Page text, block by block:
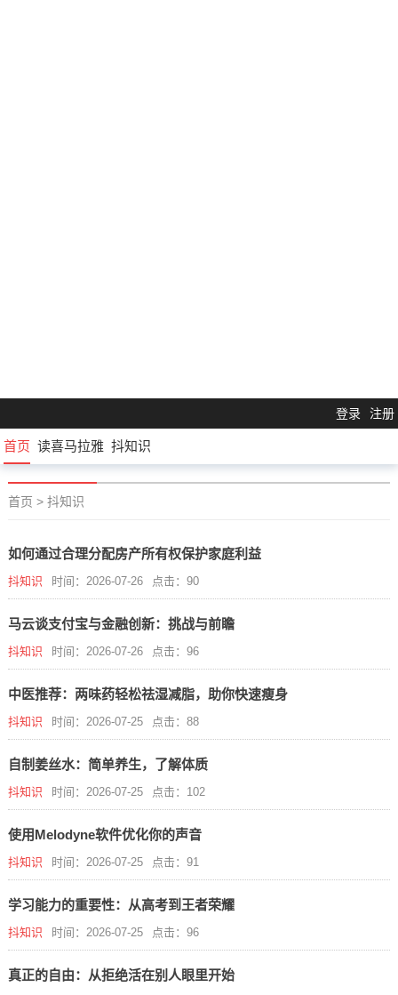
登录 注册
首页 读喜马拉雅 抖知识
首页 > 抖知识
如何通过合理分配房产所有权保护家庭利益
抖知识 时间：2026-07-26 点击：90
马云谈支付宝与金融创新：挑战与前瞻
抖知识 时间：2026-07-26 点击：96
中医推荐：两味药轻松祛湿减脂，助你快速瘦身
抖知识 时间：2026-07-25 点击：88
自制姜丝水：简单养生，了解体质
抖知识 时间：2026-07-25 点击：102
使用Melodyne软件优化你的声音
抖知识 时间：2026-07-25 点击：91
学习能力的重要性：从高考到王者荣耀
抖知识 时间：2026-07-25 点击：96
真正的自由：从拒绝活在别人眼里开始